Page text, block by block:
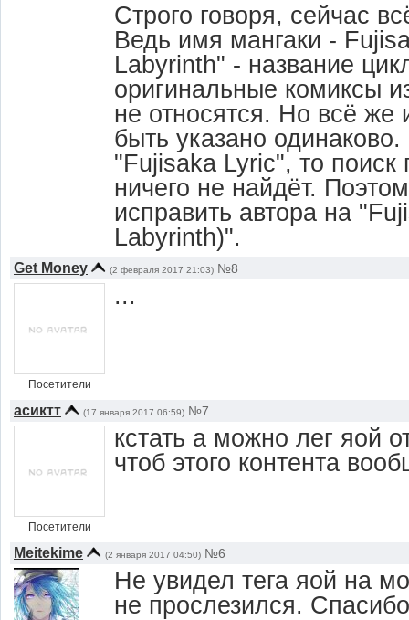
Строго говоря, сейчас
Ведь имя мангаки -
Labyrinth" - название
оригинальные комиксы
не относятся. Но всё же
быть указано
"Fujisaka Lyric", то
ничего не найдёт.
исправить автора на
Labyrinth)".
Get Money (2 февраля 2017 21:03) №8
Посетители
...
асиктт (17 января 2017 06:59) №7
Посетители
кстать а можно лег яой
чтоб этого контента
Meitekime (2 января 2017 04:50) №6
Не увидел тега яой на
не прослезился.